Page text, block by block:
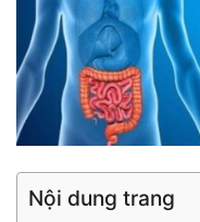
Nội dung trang